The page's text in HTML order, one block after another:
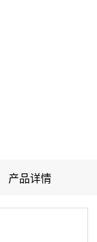
产品详情